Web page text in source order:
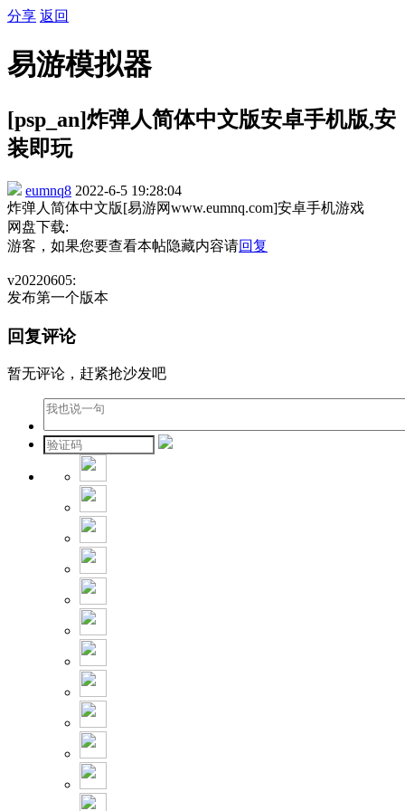
分享 返回
易游模拟器
[psp_an]炸弹人简体中文版安卓手机版,安
装即玩
eumnq8 2022-6-5 19:28:04
炸弹人简体中文版[易游网www.eumnq.com]安卓手机游戏
网盘下载:
游客，如果您要查看本帖隐藏内容请回复
v20220605:
发布第一个版本
回复评论
暂无评论，赶紧抢沙发吧